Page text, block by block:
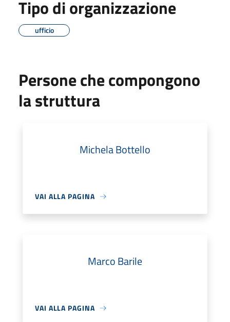
Tipo di organizzazione
ufficio
Persone che compongono
la struttura
Michela Bottello
VAI ALLA PAGINA
Marco Barile
VAI ALLA PAGINA